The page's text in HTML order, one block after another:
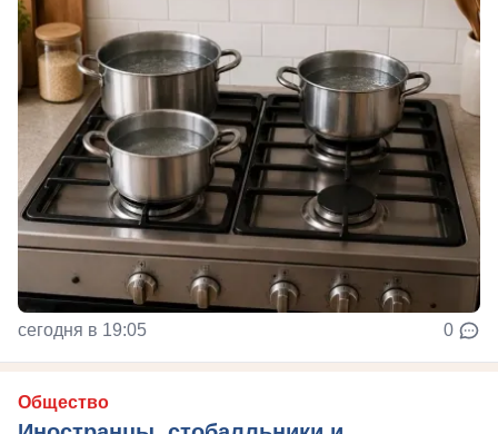
сегодня в 19:05 0
Общество